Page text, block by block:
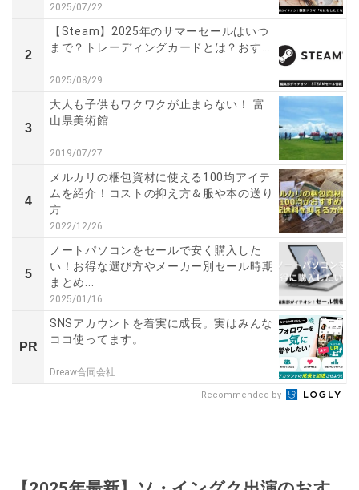
2025/07/22
2
【Steam】2025年のサマーセールはいつ
まで？トレーディングカードとは？おす...
2025/08/29
3
大人も子供もワクワクが止まらない！ 富
山県美術館
2019/07/27
4
メルカリの梱包資材に使える100均アイテ
ムを紹介！コストの抑え方＆服や本の送り
方
2022/12/26
5
ノートパソコンをセールで安く購入した
い！お得な選び方やメーカー別セール時期
まとめ...
2025/01/16
PR
SNSアカウントを着実に成長。実はみんな
ココ使ってます。
Dreaw合同会社
Recommended by